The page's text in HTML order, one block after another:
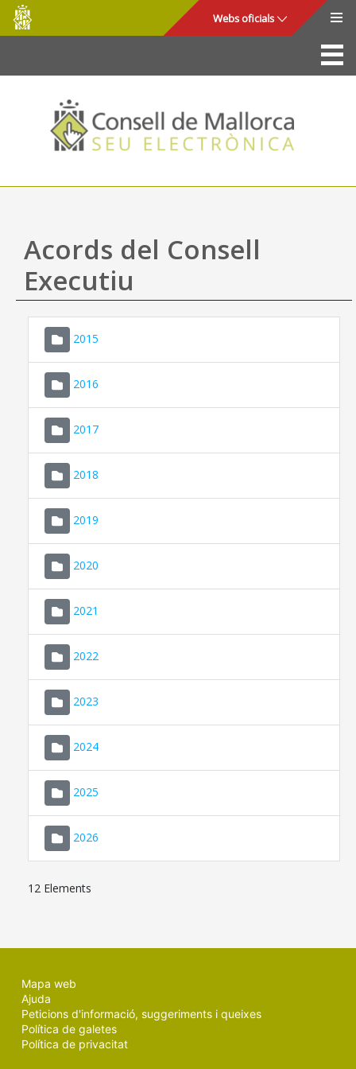
Salta al contingut principal
Consell
de
Mallorca
Webs oficials
La Seu
Consell de Mallorca
Accés i seguretat
Utilitats
Ajuda
Acords del Consell
Executiu
2015
2016
2017
2018
2019
2020
2021
2022
2023
2024
2025
2026
12 Elements
Mapa web
Ajuda
Peticions d'informació, suggeriments i queixes
Política de galetes
Política de privacitat